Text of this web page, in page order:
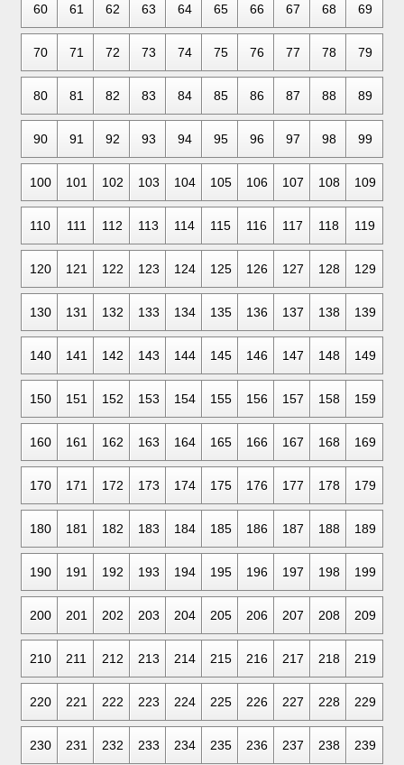
60 61 62 63 64 65 66 67 68 69
70 71 72 73 74 75 76 77 78 79
80 81 82 83 84 85 86 87 88 89
90 91 92 93 94 95 96 97 98 99
100 101 102 103 104 105 106 107 108 109
110 111 112 113 114 115 116 117 118 119
120 121 122 123 124 125 126 127 128 129
130 131 132 133 134 135 136 137 138 139
140 141 142 143 144 145 146 147 148 149
150 151 152 153 154 155 156 157 158 159
160 161 162 163 164 165 166 167 168 169
170 171 172 173 174 175 176 177 178 179
180 181 182 183 184 185 186 187 188 189
190 191 192 193 194 195 196 197 198 199
200 201 202 203 204 205 206 207 208 209
210 211 212 213 214 215 216 217 218 219
220 221 222 223 224 225 226 227 228 229
230 231 232 233 234 235 236 237 238 239